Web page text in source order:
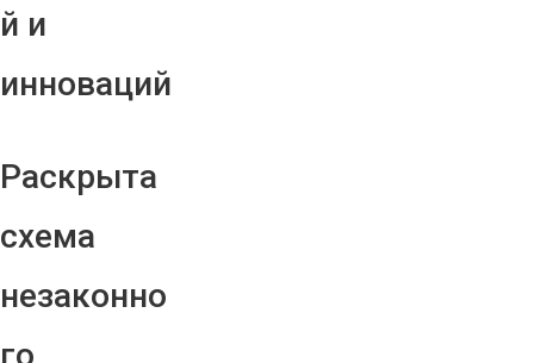
й и
инноваций
Раскрыта
схема
незаконно